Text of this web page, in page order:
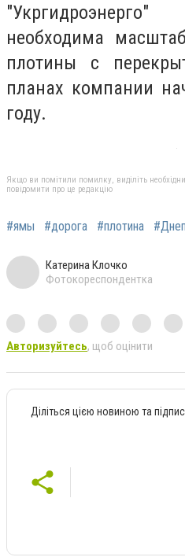
необходима
плотины с
планах компании
году.
Якщо ви помітили помилку, виділіть
повідомити про це редакцію
#ямы #дорога #плотина
Катерина Клочко
Фотокореспондентка
Авторизуйтесь, щоб оцінити
Діліться цією новиною та